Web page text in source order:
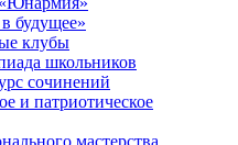
будущее»
клубы
школьников
сочинений
и патриотическое